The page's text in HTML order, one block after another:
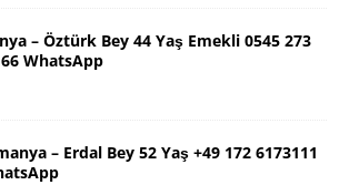
– Öztürk Bey 44 Yaş Emekli 0545 273
WhatsApp
– Erdal Bey 52 Yaş +49 172 6173111